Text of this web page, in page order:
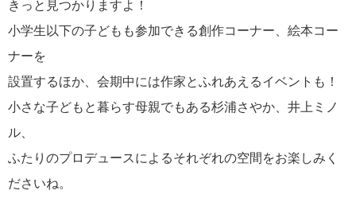
きっと見つかりますよ！
小学生以下の子どもも参加できる創作コーナー、絵本コー
ナーを
設置するほか、会期中には作家とふれあえるイベントも！
小さな子どもと暮らす母親でもある杉浦さやか、井上ミノ
ル、
ふたりのプロデュースによるそれぞれの空間をお楽しみく
ださいね。